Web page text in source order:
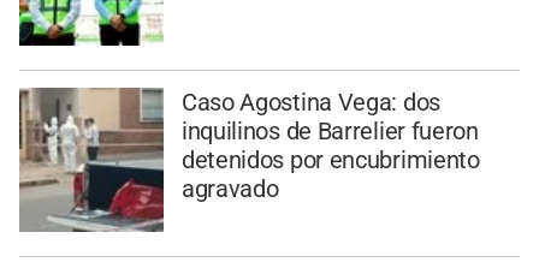
Caso Agostina Vega: dos
inquilinos de Barrelier fueron
detenidos por encubrimiento
agravado